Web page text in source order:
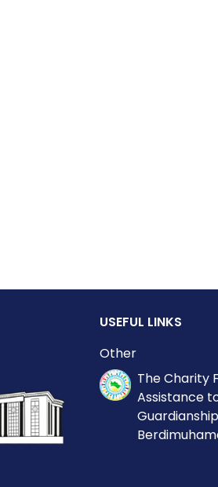
USEFUL LINKS
Other
The Charity
Assistance